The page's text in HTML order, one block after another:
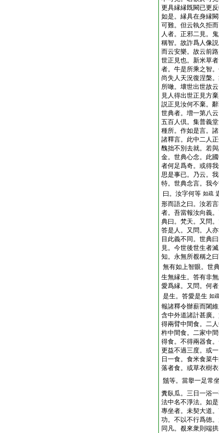
更具縁縁既闕已更
如是。縁具在身縁
可難。但云執久拒
人者。正邪二見。
稱智。故詐爲人像
而云安樂。故云前
世正見也。新米草
者。牛是所乘之智
尚失人天況復涅槃
所噉。壞世出世故
見人得出世正見方
説正見汝何不棄。
世典者。増一第八
五百人倶。集普義
種所。作如是言。
諸釋言。此中二人
醜拙不別去就。若
金。世典心念。此
者何足爲奇。或得
思是事已。乃云。
特。世典念言。我
曰。汝字何等 如疏
形而語之曰。汝若
者。吾當報汝向義
典曰。梵天。又問
答是人。又問。人
目此義不同。世典
見。今世後世生者
知。永無所覩稱之
無有如上智眼。世
生無縁生。答有非
愛爲縁。又問。何
是生。答愛是生 如
報諸釋令辦薪而闍
含中外道諸計甚廣
得兩臂中間食。二
杵中間食。二家中
得食。不得兩器食
更益不過三度。或
日一食。食米食菜
落者食。或草衣樹
鬚等。當擧一足常
糞臥瓜。三日一浴
法中名不淨法。如
專坐者。未契大道
功。不以不行爲徳
同凡。覩來衆則端